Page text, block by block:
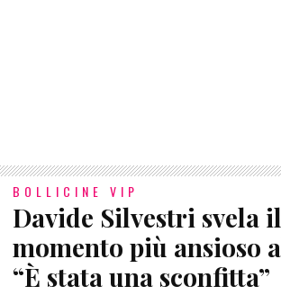
BOLLICINE VIP
Davide Silvestri svela il
momento più ansioso
“È stata una sconfitta”